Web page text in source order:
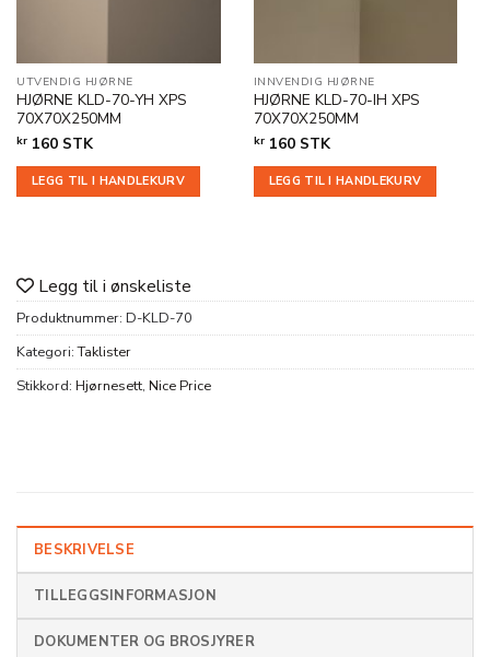
UTVENDIG HJØRNE
HJØRNE KLD-70-YH XPS
70X70X250MM
kr 160 STK
LEGG TIL I HANDLEKURV
INNVENDIG HJØRNE
HJØRNE KLD-70-IH XPS
70X70X250MM
kr160 STK
LEGG TIL I HANDLEKURV
Legg til i ønskeliste
Produktnummer: D-KLD-70
Kategori:Taklister
Stikkord: Hjørnesett, Nice Price
BESKRIVELSE
TILLEGGSINFORMASJON
DOKUMENTER OG BROSJYRER